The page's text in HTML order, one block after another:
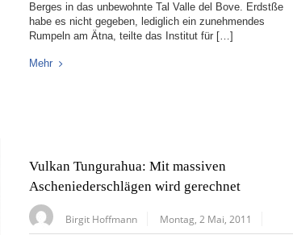
Berges in das unbewohnte Tal Valle del Bove. Erdstße
habe es nicht gegeben, lediglich ein zunehmendes
Rumpeln am Ätna, teilte das Institut für […]
Mehr
Vulkan Tungurahua: Mit massiven
Ascheniederschlägen wird gerechnet
Birgit Hoffmann Montag, 2 Mai, 2011